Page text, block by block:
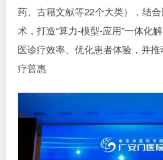
药、古籍文献等22个大类），结
术，打造“算力-模型-应用”一体化
医诊疗效率、优化患者体验，并
疗普惠